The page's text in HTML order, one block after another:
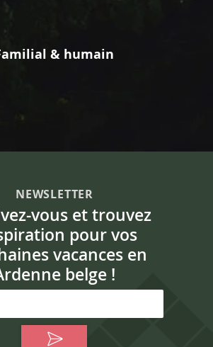
& humain
NEWSLETTER
vous et trouvez
pour vos
vacances en
belge !